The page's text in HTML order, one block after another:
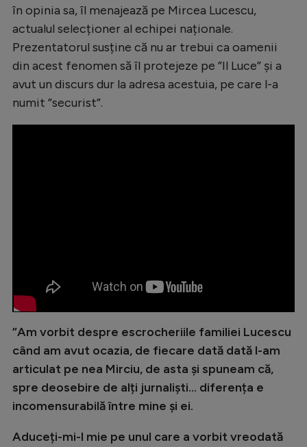
Handbal
Natație
Formula 1
Intră în cont
Creează cont
în opinia sa, îl menajează pe Mircea Lucescu,
actualul selecționer al echipei naționale.
Prezentatorul susține că nu ar trebui ca oamenii
din acest fenomen să îl protejeze pe ”Il Luce” și a
avut un discurs dur la adresa acestuia, pe care l-a
numit ”securist”.
”Am vorbit despre escrocheriile familiei Lucescu
când am avut ocazia, de fiecare dată dată l-am
articulat pe nea Mirciu, de asta și spuneam că,
spre deosebire de alți jurnaliști... diferența e
incomensurabilă între mine și ei.
Aduceți-mi-l mie pe unul care a vorbit vreodată